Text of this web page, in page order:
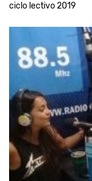
ciclo lectivo 2019